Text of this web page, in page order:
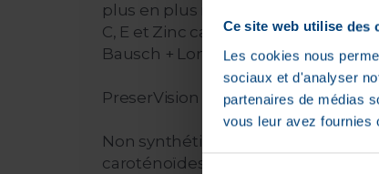
Ce site web utilise des
Les cookies nous
sociaux et d'analyser
partenaires de médias
vous leur avez fournies
Sélection
plus en plus important avec l’âge,
C, E et Zinc car ces nutriments ne
Bausch + Lomb, expert en
PreserVision 3 est un
Non synthétisés par l’organisme,
caroténoïdes) aux doses